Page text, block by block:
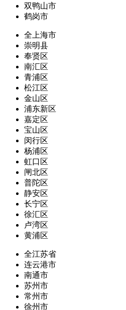
双鸭山市
鹤岗市
全上海市
崇明县
奉贤区
南汇区
青浦区
松江区
金山区
浦东新区
嘉定区
宝山区
闵行区
杨浦区
虹口区
闸北区
普陀区
静安区
长宁区
徐汇区
卢湾区
黄浦区
全江苏省
连云港市
南通市
苏州市
常州市
徐州市